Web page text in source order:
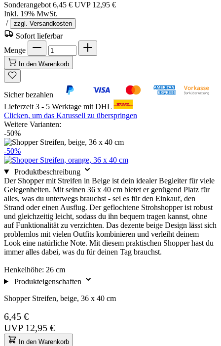
Sonderangebot 6,45 € UVP 12,95 €
Inkl. 19% MwSt.
/
zzgl. Versandkosten
Sofort lieferbar
Menge
In den Warenkorb
Sicher bezahlen
Lieferzeit 3 - 5 Werktage mit DHL
Clicken, um das Karussell zu überspringen
Weitere Varianten:
-50%
-50%
Produktbeschreibung
Der Shopper mit Streifen in Beige ist dein idealer Begleiter für viele
Gelegenheiten. Mit seinen 36 x 40 cm bietet er genügend Platz für
alles, was du unterwegs brauchst - sei es für den Einkauf, den
Strand oder einen Ausflug. Der geflochtene Strohshopper ist robust
und gleichzeitig leicht, sodass du ihn bequem tragen kannst, ohne
auf Funktionalität zu verzichten. Das dezente beige Design lässt sich
problemlos mit vielen Outfits kombinieren und verleiht deinem
Look eine natürliche Note. Mit diesem praktischen Shopper hast du
immer alles dabei, was du für deinen Tag brauchst.
Henkelhöhe: 26 cm
Produkteigenschaften
Shopper Streifen, beige, 36 x 40 cm
6,45 €
UVP 12,95 €
In den Warenkorb